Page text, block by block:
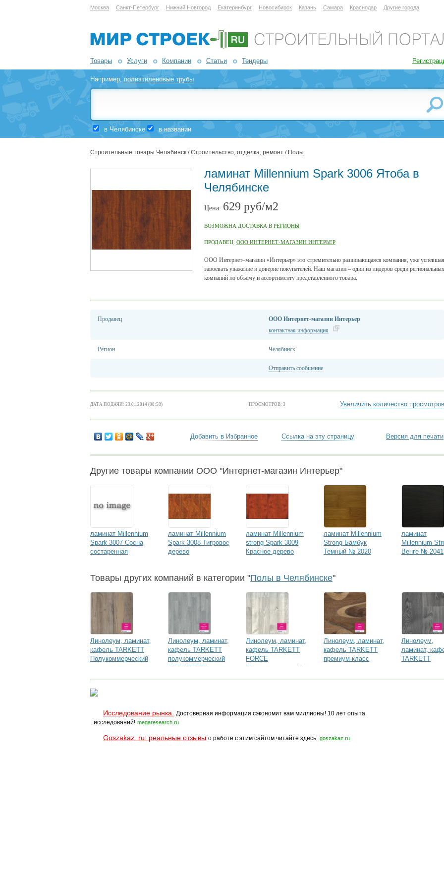
Москва Санкт-Петербург Нижний Новгород Екатеринбург Новосибирск Казань Самара Краснодар Другие города
Товары Услуги Компании Статьи Тендеры
Например,полиэтиленовые трубы
в Челябинске в названии
Строительные товары Челябинск /Строительство, отделка, ремонт / Полы
ламинат Millennium Spark 3006 Ятоба в
Челябинске
Цена: 629 руб/м2
ВОЗМОЖНА ДОСТАВКА В РЕГИОНЫ
ПРОДАВЕЦ: ООО ИНТЕРНЕТ-МАГАЗИН ИНТЕРЬЕР
ООО Интернет–магазин «Интерьер» это стремительно развивающаяся компания, уже успевшая
завоевать уважение и доверие покупателей. Наш магазин – один из лидеров среди региональных
компаний по объему и ассортименту представленного товара.
Продавец
ООО Интернет-магазин Интерьер
контактная информация
Регион Челябинск
Отправить сообщение
ДАТА ПОДАЧИ: 23.01.2014 (08:58) ПРОСМОТРОВ: 3 Увеличить количество просмотров
Добавить в Избранное Ссылка на эту страницу Версия для печати
Другие товары компании ООО "Интернет-магазин Интерьер"
ламинат Millennium
Spark 3007 Сосна
состаренная
ламинат Millennium
Spark 3008 Тигровое
дерево
ламинат Millennium
strong Spark 3009
Красное дерево
ламинат Millennium
Strong Бамбук
Темный № 2020
ламинат
Millennium
Венге № 2041
Товары других компаний в категории "Полы в Челябинске"
Линолеум, ламинат,
кафель TARKETT
Полукоммерческий
Линолеум, ламинат,
кафель TARKETT
полукоммерческий
SPRINT PRO
Линолеум, ламинат,
кафель TARKETT
FORCE
Полукоммерческий
Линолеум, ламинат,
кафель TARKETT
премиум-класс
Линолеум,
ламинат,
TARKETT
Исследование рынка.
Достоверная информация сэкономит вам миллионы! 10 лет опыта
исследований! megaresearch.ru
Goszakaz. ru: реальные отзывы о работе с этим сайтом читайте здесь. goszakaz.ru